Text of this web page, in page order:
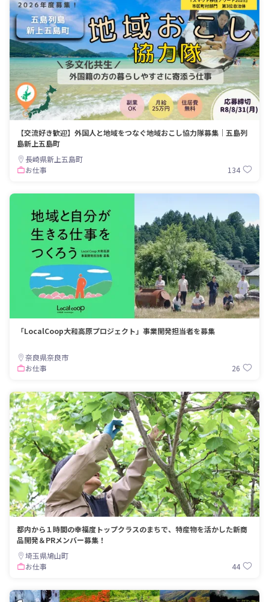
【交流好き歓迎】外国人と地域をつなぐ地域おこし協力隊募集｜五島列
島新上五島町
長崎県新上五島町
お仕事
134
「LocalCoop大和高原プロジェクト」事業開発担当者を募集
奈良県奈良市
お仕事
26
都内から１時間の幸福度トップクラスのまちで、特産物を活かした新商
品開発＆PRメンバー募集！
埼玉県鳩山町
お仕事
44